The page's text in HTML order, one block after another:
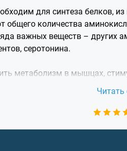
для синтеза белков,
количества
важных веществ – других
серотонина.
метаболизм в мышцах,
клетках мозговой ткани с